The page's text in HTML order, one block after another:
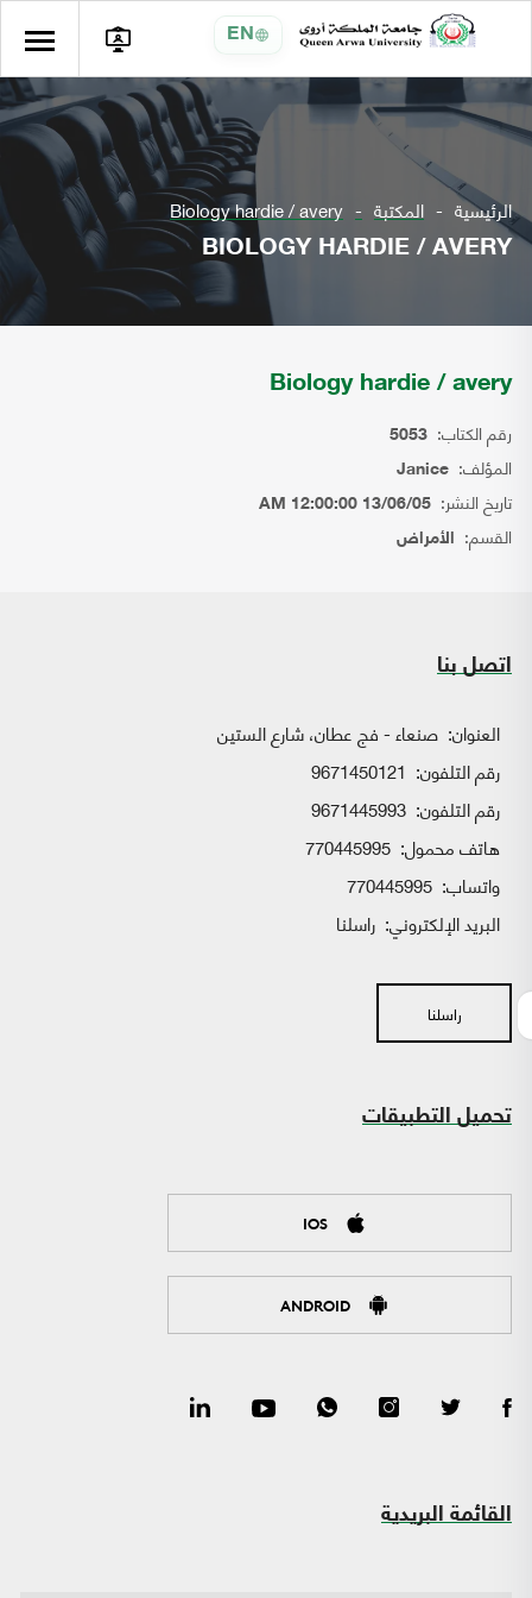
EN
الرئيسية المكتبة Biology hardie / avery
BIOLOGY HARDIE / AVERY
Biology hardie / avery
رقم الكتاب: 5053
المؤلف: Janice
تاريخ النشر: 13/06/05 12:00:00 AM
القسم: الأمراض
اتصل بنا
العنوان: صنعاء - فج عطان، شارع الستين
رقم التلفون: 9671450121
رقم التلفون: 9671445993
هاتف محمول: 770445995
واتساب:
البريد الإلكتروني: راسلنا
راسلنا
تحميل التطبيقات
IOS
ANDROID
القائمة البريدية